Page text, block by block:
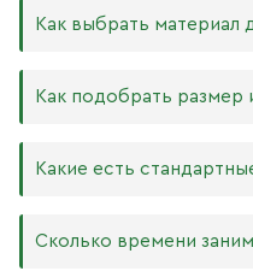
Как выбрать материал
Мы изготавливаем иконы
МДФ. Ламинированная
практически нет. Вы
Как подобрать размер
Никаких строгих правил
иконостас, можно
Какие есть
105х125 мм
Сколько времени